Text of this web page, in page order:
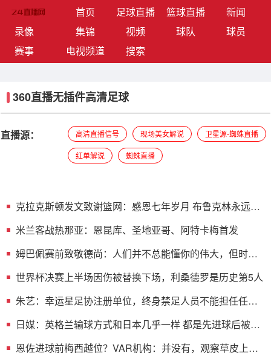
首页(current)足球直播 篮球直播
新闻
录像
集锦 视频 球队
球员
赛事
电视频道 搜索
360直播无插件高清足球
直播源： 高清直播信号 现场美女解说 卫星源-蜘蛛直播
红单解说 蜘蛛直播
克拉克斯顿发文致谢篮网：感恩七年岁月 布鲁克林永远是
米兰客战热那亚：恩昆库、圣地亚哥、阿特卡梅首发
姆巴佩赛前致敬德尚：人们并不总能懂你的伟大，但时间
世界杯决赛上半场因伤被替换下场，利桑德罗是历史第5人
朱艺：幸运星足协注册单位，终身禁足人员不能担任任何
日媒：英格兰输球方式和日本几乎一样 都是先进球后被连
恩佐进球前梅西越位？VAR机构：并没有，观察草皮上的